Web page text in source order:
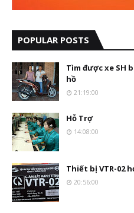
POPULAR POSTS
Tìm được xe SH
hồ
21:19:00
Hỗ Trợ
14:08:00
Thiết bị VTR-02
20:56:00